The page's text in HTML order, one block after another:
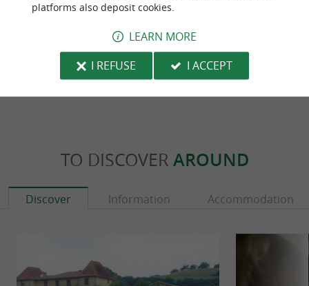
Source : Sirtaqui| Communauté d'Agglomération Pays
Photo credit :@Sirtaqui Cf. Communauté
d'Agglomération Pays Basque
TO DISCOVER AROUND
Discover Information Accommodation
platforms also deposit cookies.
LEARN MORE
I REFUSE
I ACCEPT